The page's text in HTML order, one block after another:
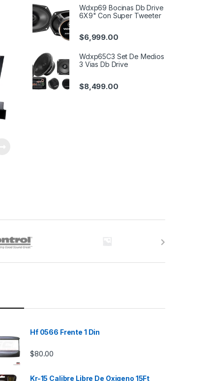
Wdxp69 Bocinas Db Drive
6X9" Con Super Tweeter
$6,999.00
Wdxp65C3 Set De Medios
3 Vias Db Drive
$8,499.00
Hf 0566 Frente 1 Din
$80.00
Kr-15 Calibre Libre De Oxigeno 15Ft